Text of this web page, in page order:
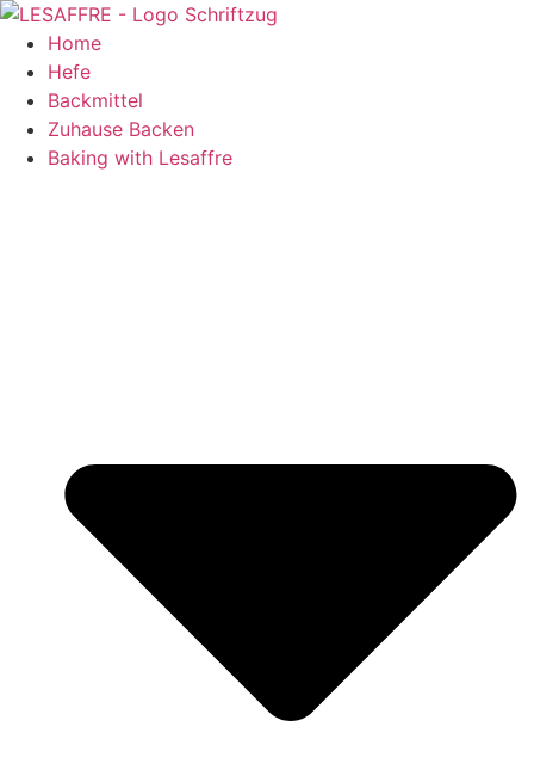
Zum
Inhalt
springen
Home
Hefe
Backmittel
Zuhause Backen
Baking with Lesaffre